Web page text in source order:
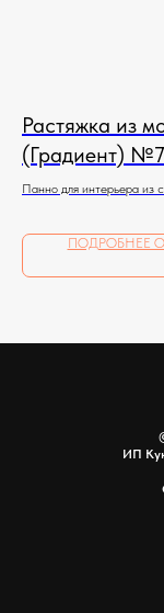
Растяжка из
(Градиент) №7
Панно для интерьера из
ПОДРОБНЕЕ О
ИП